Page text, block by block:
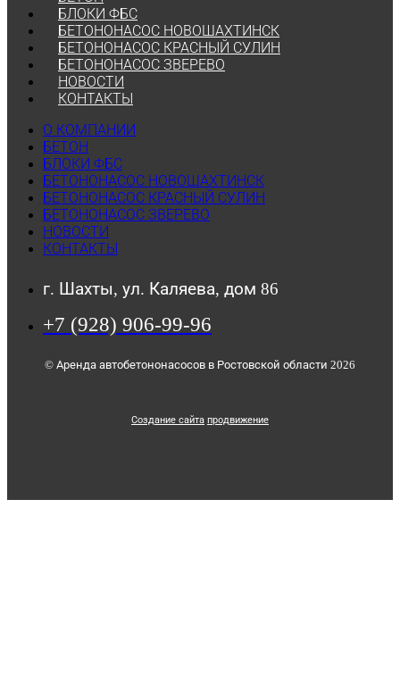
БЛОКИ ФБС
БЕТОНОНАСОС НОВОШАХТИНСК
БЕТОНОНАСОС КРАСНЫЙ СУЛИН
БЕТОНОНАСОС ЗВЕРЕВО
НОВОСТИ
КОНТАКТЫ
О КОМПАНИИ
БЕТОН
БЛОКИ ФБС
БЕТОНОНАСОС НОВОШАХТИНСК
БЕТОНОНАСОС КРАСНЫЙ СУЛИН
БЕТОНОНАСОС ЗВЕРЕВО
НОВОСТИ
КОНТАКТЫ
г. Шахты, ул. Каляева, дом 86
+7 (928) 906-99-96
© Аренда автобетононасосов в Ростовской области 2026
Создание сайта продвижение